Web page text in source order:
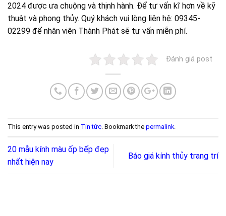
2024 được ưa chuộng và thịnh hành. Để tư vấn kĩ hơn về kỹ
thuật và phong thủy. Quý khách vui lòng liên hệ: 09345-
02299 để nhân viên Thành Phát sẽ tư vấn miễn phí.
Đánh giá post
This entry was posted in Tin tức. Bookmark the permalink.
20 mẫu kính màu ốp bếp đẹp
nhất hiện nay
Báo giá kính thủy trang trí